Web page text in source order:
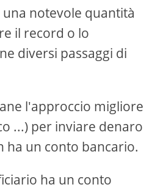
una notevole quantità
il record o lo
diversi passaggi di
l'approccio migliore
...) per inviare denaro
ha un conto bancario.
ha un conto